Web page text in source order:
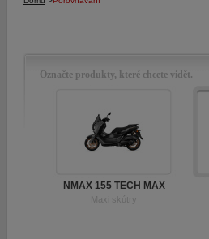
Označte produkty, které chcete vidět.
NMAX 155 TECH MAX
Maxi skútry